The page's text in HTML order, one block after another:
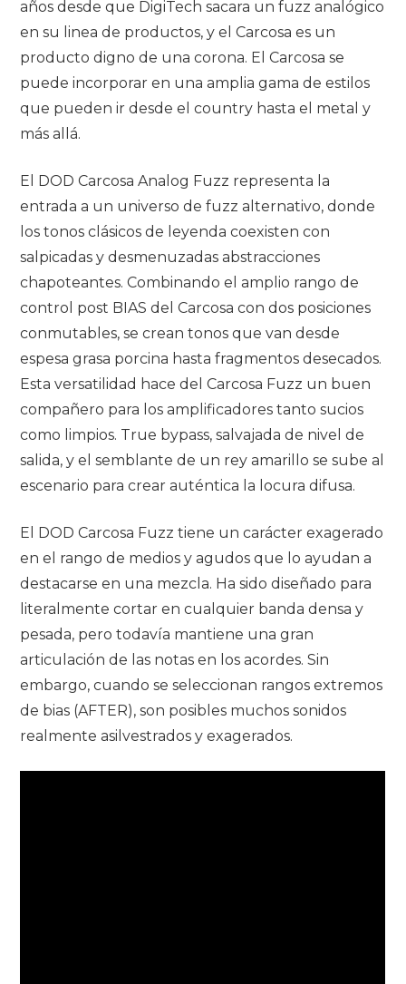
años desde que DigiTech sacara un fuzz analógico
en su linea de productos, y el Carcosa es un
producto digno de una corona. El Carcosa se
puede incorporar en una amplia gama de estilos
que pueden ir desde el country hasta el metal y
más allá.
El DOD Carcosa Analog Fuzz representa la
entrada a un universo de fuzz alternativo, donde
los tonos clásicos de leyenda coexisten con
salpicadas y desmenuzadas abstracciones
chapoteantes. Combinando el amplio rango de
control post BIAS del Carcosa con dos posiciones
conmutables, se crean tonos que van desde
espesa grasa porcina hasta fragmentos desecados.
Esta versatilidad hace del Carcosa Fuzz un buen
compañero para los amplificadores tanto sucios
como limpios. True bypass, salvajada de nivel de
salida, y el semblante de un rey amarillo se sube al
escenario para crear auténtica la locura difusa.
El DOD Carcosa Fuzz tiene un carácter exagerado
en el rango de medios y agudos que lo ayudan a
destacarse en una mezcla. Ha sido diseñado para
literalmente cortar en cualquier banda densa y
pesada, pero todavía mantiene una gran
articulación de las notas en los acordes. Sin
embargo, cuando se seleccionan rangos extremos
de bias (AFTER), son posibles muchos sonidos
realmente asilvestrados y exagerados.